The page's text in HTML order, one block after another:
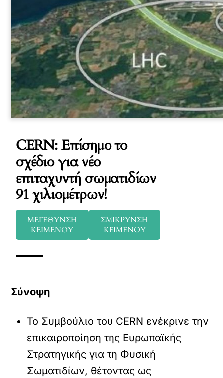
CERN: Επίσημο το
σχέδιο για νέο
επιταχυντή σωματιδίων
91 χιλιομέτρων!
ΜΕΓΕΘΥΝΣΗ
ΚΕΙΜΕΝΟΥ
ΣΜΙΚΡΥΝΣΗ
ΚΕΙΜΕΝΟΥ
Σύνοψη
Το Συμβούλιο του CERN ενέκρινε την
επικαιροποίηση της Ευρωπαϊκής
Στρατηγικής για τη Φυσική
Σωματιδίων, θέτοντας ως